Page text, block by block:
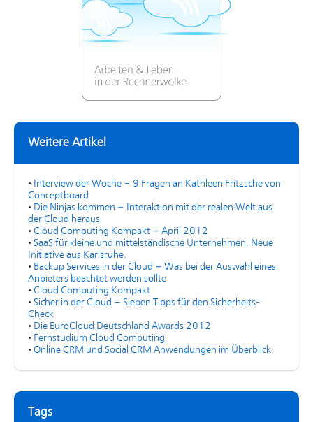
Weitere Artikel
• Interview der Woche – 9 Fragen an Kathleen Fritzsche von
Conceptboard
• Die Ninjas kommen – Interaktion mit der realen Welt aus
der Cloud heraus
• Cloud Computing Kompakt – April 2012
• SaaS für kleine und mittelständische Unternehmen. Neue
Initiative aus Karlsruhe.
• Backup Services in der Cloud – Was bei der Auswahl eines
Anbieters beachtet werden sollte
• Cloud Computing Kompakt
• Sicher in der Cloud – Sieben Tipps für den Sicherheits-
Check
• Die EuroCloud Deutschland Awards 2012
• Fernstudium Cloud Computing
• Online CRM und Social CRM Anwendungen im Überblick
Tags